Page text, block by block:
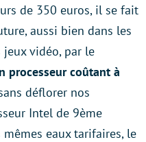
de 350 euros, il se fait
aussi bien dans les
vidéo, par le
processeur coûtant à
déflorer nos
Intel de 9ème
eaux tarifaires, le